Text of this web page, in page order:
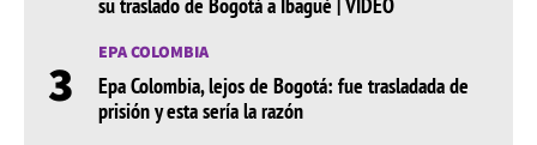
su traslado de Bogotá a Ibagué | VIDEO
3 EPA COLOMBIA
Epa Colombia, lejos de Bogotá: fue trasladada de
prisión y esta sería la razón